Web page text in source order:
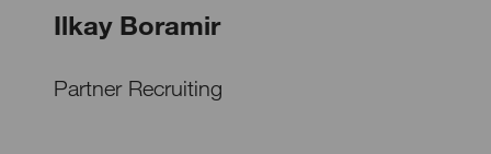
Ilkay Boramir
Partner Recruiting